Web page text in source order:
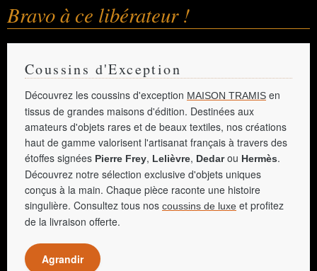
Bravo à ce libérateur !
Coussins d'Exception
Découvrez les coussins d'exception MAISON TRAMIS en
tissus de grandes maisons d'édition. Destinées aux
amateurs d'objets rares et de beaux textiles, nos créations
haut de gamme valorisent l'artisanat français à travers des
étoffes signées Pierre Frey, Lelièvre, Dedarou Hermès.
Découvrez notre sélection exclusive d'objets uniques
conçus à la main. Chaque pièce raconte une histoire
singulière. Consultez tous nos coussins de luxe et profitez
de la livraison offerte.
Agrandir